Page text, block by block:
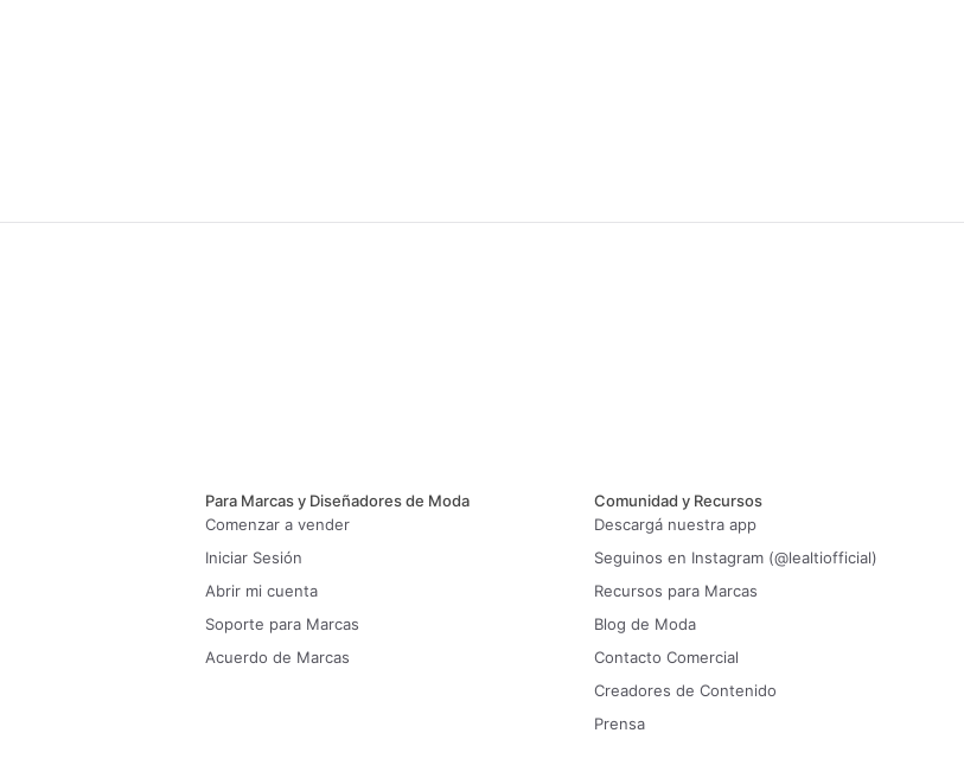
Para Marcas y Diseñadores de Moda
Comenzar a vender
Iniciar Sesión
Abrir mi cuenta
Soporte para Marcas
Acuerdo de Marcas
Comunidad y Recursos
Descargá nuestra app
Seguinos en Instagram (@lealtiofficial)
Recursos para Marcas
Blog de Moda
Contacto Comercial
Creadores de Contenido
Prensa